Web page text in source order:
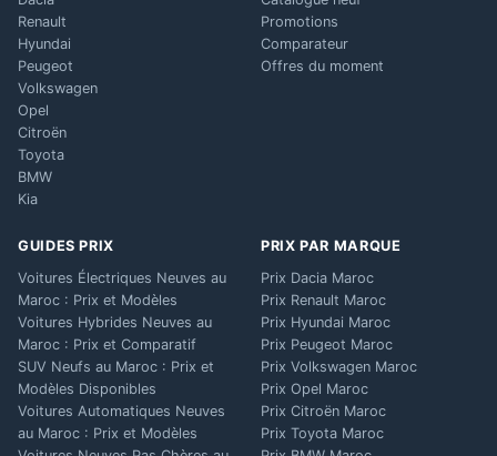
Renault
Hyundai
Peugeot
Volkswagen
Opel
Citroën
Toyota
BMW
Kia
Promotions
Comparateur
Offres du moment
GUIDES PRIX
Voitures Électriques Neuves au
Maroc : Prix et Modèles
Voitures Hybrides Neuves au
Maroc : Prix et Comparatif
SUV Neufs au Maroc : Prix et
Modèles Disponibles
Voitures Automatiques Neuves
au Maroc : Prix et Modèles
PRIX PAR MARQUE
Prix Dacia Maroc
Prix Renault Maroc
Prix Hyundai Maroc
Prix Peugeot Maroc
Prix Volkswagen Maroc
Prix Opel Maroc
Prix Citroën Maroc
Prix Toyota Maroc